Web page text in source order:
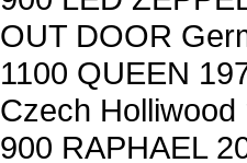
OUT DOOR
1100 QUEEN
Czech Holliwood
900 RAPHAEL